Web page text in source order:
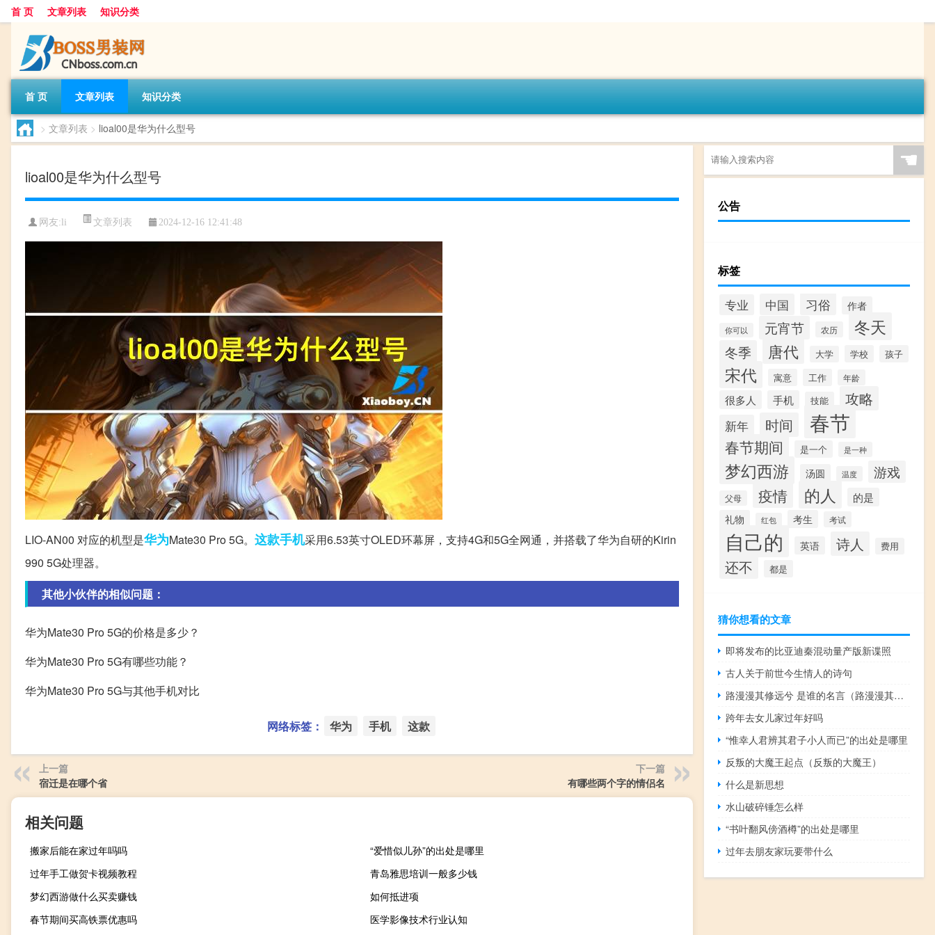
首 页 文章列表 知识分类
首 页 文章列表 知识分类
> 文章列表 > lioal00是华为什么型号
lioal00是华为什么型号
网友:li 文章列表 2024-12-16 12:41:48
LIO-AN00 对应的机型是华为Mate30 Pro 5G。 这款手机采用6.53英寸OLED环幕屏，支持4G和5G全网通，并搭载了华为自研的Kirin
990 5G处理器。
其他小伙伴的相似问题：
华为Mate30 Pro 5G的价格是多少？
华为Mate30 Pro 5G有哪些功能？
华为Mate30 Pro 5G与其他手机对比
网络标签： 华为 手机 这款
上一篇
宿迁是在哪个省
下一篇
有哪些两个字的情侣名
相关问题
搬家后能在家过年吗吗
“爱惜似儿孙”的出处是哪里
过年手工做贺卡视频教程
青岛雅思培训一般多少钱
梦幻西游做什么买卖赚钱
如何抵进项
春节期间买高铁票优惠吗
医学影像技术行业认知
☚
公告
标签
专业 中国 习俗 作者
你可以 元宵节 农历 冬天
冬季 唐代 大学 学校 孩子
宋代 寓意 工作 年龄
很多人 手机 技能 攻略
新年 时间 春节
春节期间 是一个 是一种
梦幻西游 汤圆 温度 游戏
父母 疫情 的人 的是
礼物 红包 考生 考试
自己的 英语 诗人 费用
还不 都是
猜你想看的文章
即将发布的比亚迪秦混动量产版新谍照
古人关于前世今生情人的诗句
路漫漫其修远兮 是谁的名言（路漫漫其修远兮是谁的名言）
跨年去女儿家过年好吗
“惟幸人君辨其君子小人而已”的出处是哪里
反叛的大魔王起点（反叛的大魔王）
什么是新思想
水山破碎锤怎么样
“书叶翻风傍酒樽”的出处是哪里
过年去朋友家玩要带什么